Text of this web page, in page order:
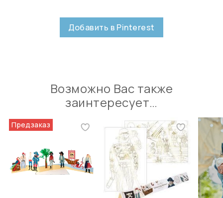
Добавить в Pinterest
Возможно Вас также
заинтересует…
Предзаказ